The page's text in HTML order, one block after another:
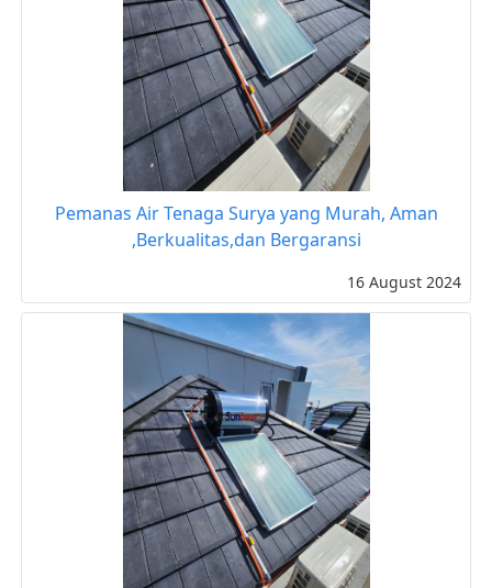
Pemanas Air Tenaga Surya yang Murah, Aman
,Berkualitas,dan Bergaransi
16 August 2024